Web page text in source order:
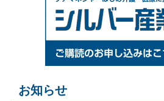
お知らせ